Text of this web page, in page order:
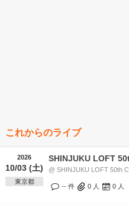
これからのライブ
2026
10/03 (土)
東京都
SHINJUKU LOFT
-- 件 0 人 0 人